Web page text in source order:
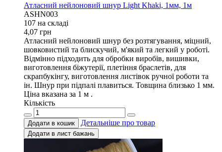
Атласний нейлоновий шнур Light Khaki, 1мм, 1м
ASHN003
107 на складi
4,07 грн
Атласний нейлоновий шнур без розтягування, міцний,
шовковистий та блискучий, м'який та легкий у роботі.
Відмінно підходить для обробки виробів, вишивки,
виготовлення біжутерії, плетіння браслетів, для
скрапбукінгу, виготовлення листівок ручної роботи та
ін. Шнур при підпалі плавиться. Товщина близько 1 мм.
Ціна вказана за 1 м .
Кількість
Додати в кошик Детальніше про товар
Додати в лист бажань